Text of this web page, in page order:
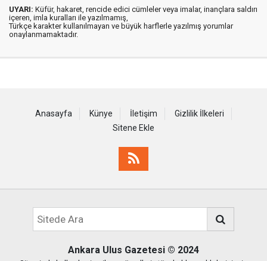
UYARI: Küfür, hakaret, rencide edici cümleler veya imalar, inançlara saldırı
içeren, imla kuralları ile yazılmamış,
Türkçe karakter kullanılmayan ve büyük harflerle yazılmış yorumlar
onaylanmamaktadır.
Anasayfa Künye İletişim
Gizlilik İlkeleri
Sitene Ekle
Ankara Ulus Gazetesi © 2024